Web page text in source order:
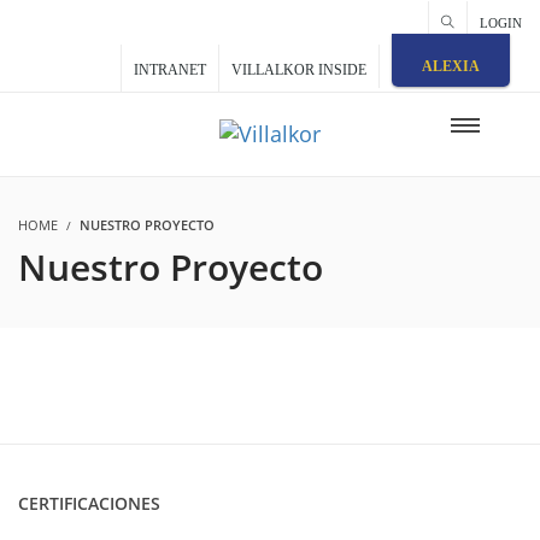
LOGIN
INTRANET VILLALKOR INSIDE ALEXIA
HOME NUESTRO PROYECTO
Nuestro Proyecto
CERTIFICACIONES